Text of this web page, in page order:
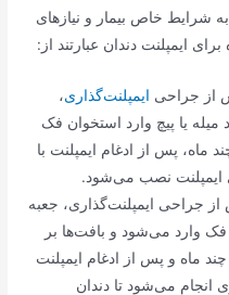
شرایط خاص بیمار و نیازهای
ایمپلنت دندان عبارتند از:
از جراحی ایمپلنت‌گذاری،
یا پیچ وارد استخوان فک
ماه، پس از ادغام ایمپلنت با
ایمپلنت نصب می‌شود.
جراحی ایمپلنت‌گذاری، جعبه
فک وارد می‌شود و بافت‌ها بر
ماه و پس از ادغام ایمپلنت
می‌شود تا دندان